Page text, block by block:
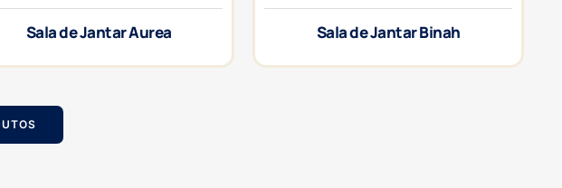
Sala de Jantar Aurea Sala de Jantar Binah